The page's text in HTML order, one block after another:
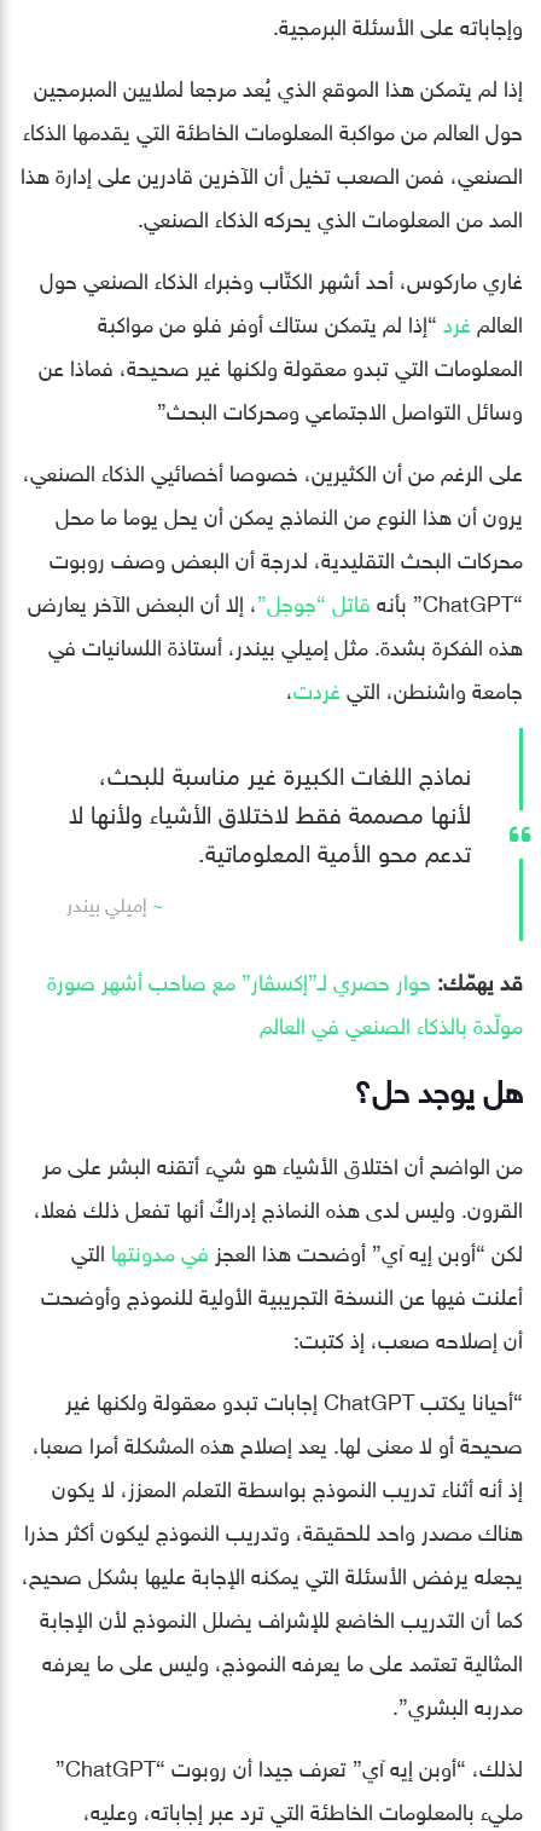
وإجاباته على الأسئلة البرمجية.
إذا لم يتمكن هذا الموقع الذي يُعد مرجعا لملايين المبرمجين
حول العالم من مواكبة المعلومات الخاطئة التي يقدمها الذكاء
الصنعي، فمن الصعب تخيل أن الآخرين قادرين على إدارة هذا
المد من المعلومات الذي يحركه الذكاء الصنعي.
غاري ماركوس، أحد أشهر الكتّاب وخبراء الذكاء الصنعي حول
العالم غرد“إذا لم يتمكن ستاك أوفر فلو من مواكبة
المعلومات التي تبدو معقولة ولكنها غير صحيحة، فماذا عن
وسائل التواصل الاجتماعي ومحركات البحث”
على الرغم من أن الكثيرين، خصوصا أخصائيي الذكاء الصنعي،
يرون أن هذا النوع من النماذج يمكن أن يحل يوما ما محل
محركات البحث التقليدية، لدرجة أن البعض وصف روبوت
“ChatGPT” بأنه
قاتل “جوجل”، إلا أن البعض الآخر يعارض
هذه الفكرة بشدة. مثل إميلي بيندر، أستاذة اللسانيات في
جامعة واشنطن، التيغردت،
نماذج اللغات الكبيرة غير مناسبة للبحث،
لأنها مصممة فقط لاختلاق الأشياء ولأنها لا
تدعم محو الأمية المعلوماتية.
إميلي بيندر
قد يهمّك: حوار حصري لـ”إكسڤار” مع صاحب أشهر صورة
مولّدة بالذكاء الصنعي في العالم
هل يوجد حل؟
من الواضح أن اختلاق الأشياء هو شيء أتقنه البشر على مر
القرون. وليس لدى هذه النماذج إدراكٌ أنها تفعل ذلك فعلا،
لكن “أوبن إيه آي” أوضحت هذا العجز في مدونتها التي
أعلنت فيها عن النسخة التجريبية الأولية للنموذج وأوضحت
أن إصلاحه صعب، إذ كتبت:
“أحيانا يكتب ChatGPT إجابات تبدو معقولة ولكنها غير
صحيحة أو لا معنى لها. يعد إصلاح هذه المشكلة أمرا صعبا،
إذ أنه أثناء تدريب النموذج بواسطة التعلم المعزز، لا يكون
هناك مصدر واحد للحقيقة، وتدريب النموذج ليكون أكثر حذرا
يجعله يرفض الأسئلة التي يمكنه الإجابة عليها بشكل صحيح،
كما أن التدريب الخاضع للإشراف يضلل النموذج لأن الإجابة
المثالية تعتمد على ما يعرفه النموذج، وليس على ما يعرفه
مدربه البشري”.
لذلك، “أوبن إيه آي” تعرف جيدا أن روبوت “ChatGPT”
مليء بالمعلومات الخاطئة التي ترد عبر إجاباته، وعليه،